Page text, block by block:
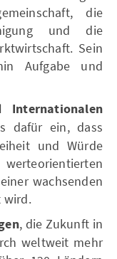
die
und die
Sein
Aufgabe und
Internationalen
dafür ein, dass
und Würde
wachsenden
wird.
, die Zukunft in
weltweit mehr